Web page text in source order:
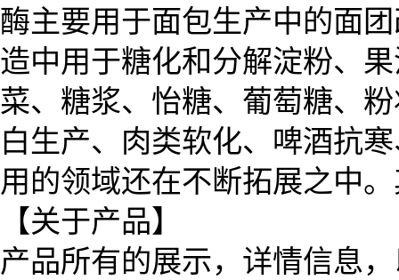
酶主要用于面包生产中的面
造中用于糖化和分解淀粉、
菜、糖浆、怡糖、葡萄糖、
白生产、肉类软化、啤酒抗
用的领域还在不断拓展之中
【关于产品】
产品所有的展示，详情信息